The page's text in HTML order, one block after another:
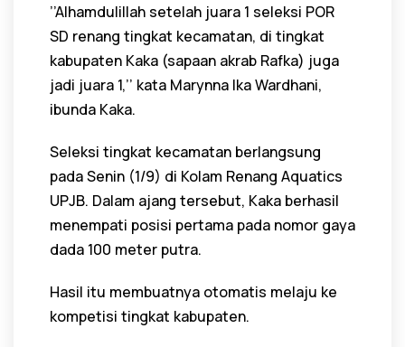
’’Alhamdulillah setelah juara 1 seleksi POR
SD renang tingkat kecamatan, di tingkat
kabupaten Kaka (sapaan akrab Rafka) juga
jadi juara 1,’’ kata Marynna Ika Wardhani,
ibunda Kaka.
Seleksi tingkat kecamatan berlangsung
pada Senin (1/9) di Kolam Renang Aquatics
UPJB. Dalam ajang tersebut, Kaka berhasil
menempati posisi pertama pada nomor gaya
dada 100 meter putra.
Hasil itu membuatnya otomatis melaju ke
kompetisi tingkat kabupaten.